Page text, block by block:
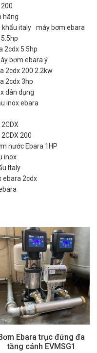
hãng
khẩu italy
máy bơm ebara
2cdx 5.5hp
bơm ebara ý
2cdx 200 2.2kw
2cdx 3hp
dân dụng
inox ebara
200
nước Ebara 1HP
inox
Italy
ebara 2cdx
Bơm Ebara trục đứng đa
tầng cánh EVMSG1